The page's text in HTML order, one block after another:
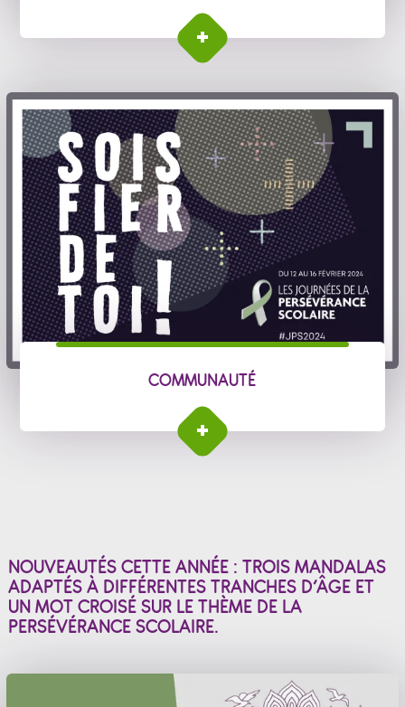
COMMUNAUTÉ
NOUVEAUTÉS CETTE ANNÉE : TROIS MANDALAS
ADAPTÉS À DIFFÉRENTES TRANCHES D’ÂGE ET
UN MOT CROISÉ SUR LE THÈME DE LA
PERSÉVÉRANCE SCOLAIRE.